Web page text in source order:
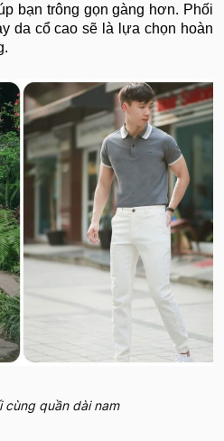
bạn trông gọn gàng hơn. Phối
da cổ cao sẽ là lựa chọn hoàn
cùng quần dài nam